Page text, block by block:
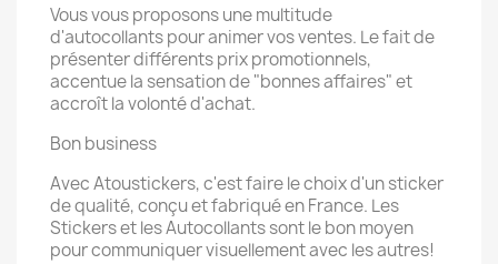
Vous vous proposons une multitude
d'autocollants pour animer vos ventes. Le fait de
présenter différents prix promotionnels,
accentue la sensation de "bonnes affaires" et
accroît la volonté d'achat.
Bon business
Avec Atoustickers, c'est faire le choix d'un sticker
de qualité, conçu et fabriqué en France. Les
Stickers et les Autocollants sont le bon moyen
pour communiquer visuellement avec les autres!